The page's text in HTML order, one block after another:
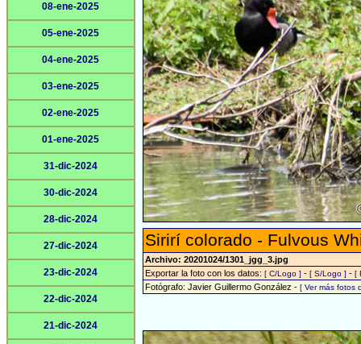
08-ene-2025
05-ene-2025
04-ene-2025
03-ene-2025
02-ene-2025
01-ene-2025
31-dic-2024
30-dic-2024
28-dic-2024
27-dic-2024
23-dic-2024
22-dic-2024
21-dic-2024
Sirirí colorado - Fulvous
Archivo: 20201024/1301_jgg_3.jpg
Exportar la foto con los datos: [ C/Logo ] - [ S/Logo ] - [
Fotógrafo: Javier Guillermo González - [ Ver más fotos